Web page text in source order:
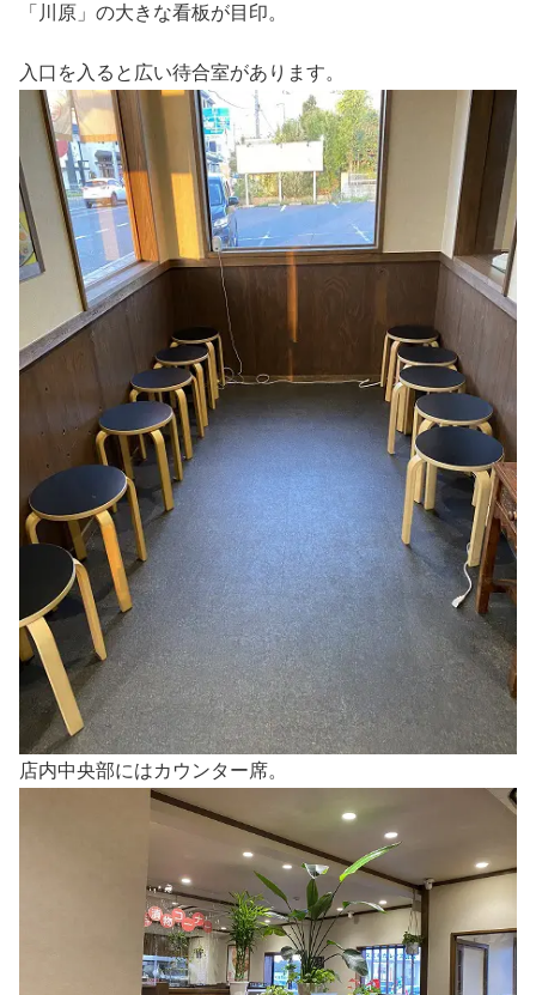
「川原」の大きな看板が目印。
入口を入ると広い待合室があります。
店内中央部にはカウンター席。